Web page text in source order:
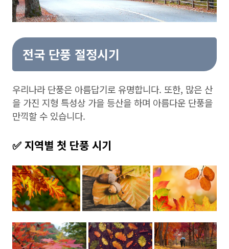
전국 단풍 절정시기
우리나라 단풍은 아름답기로 유명합니다. 또한, 많은 산
을 가진 지형 특성상 가을 등산을 하며 아름다운 단풍을
만끽할 수 있습니다.
✅ 지역별 첫 단풍 시기